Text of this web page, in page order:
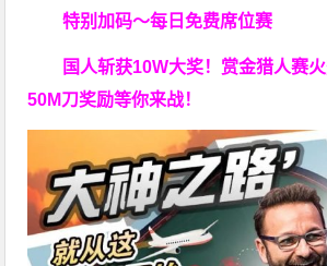
特别加码～每日免费席位赛
国人斩获10W大奖！ 赏金猎人赛
50M刀奖励等你来战！